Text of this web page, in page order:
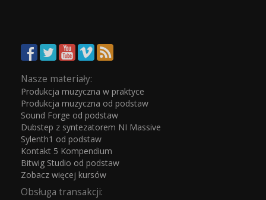
Nasze materiały:
Produkcja muzyczna w praktyce
Produkcja muzyczna od podstaw
Sound Forge od podstaw
Dubstep z syntezatorem NI Massive
Sylenth1 od podstaw
Kontakt 5 Kompendium
Bitwig Studio od podstaw
Zobacz więcej kursów
Obsługa transakcji: